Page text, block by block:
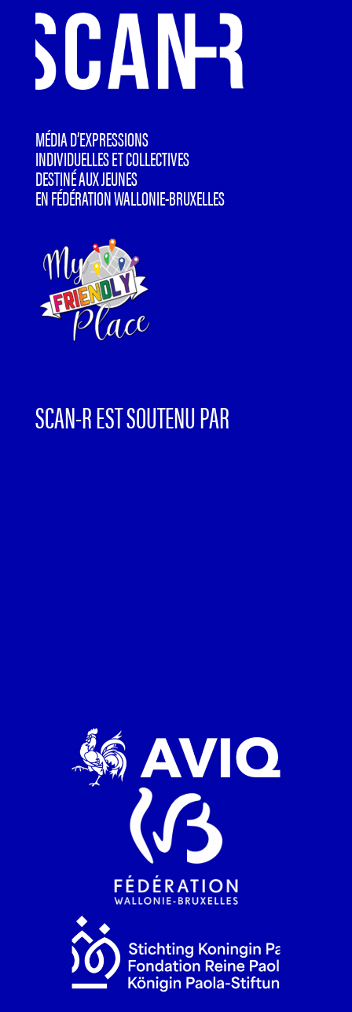
MÉDIA D’EXPRESSIONS
INDIVIDUELLES ET COLLECTIVES
DESTINÉ AUX JEUNES
EN FÉDÉRATION WALLONIE-BRUXELLES
SCAN-R EST SOUTENU PAR